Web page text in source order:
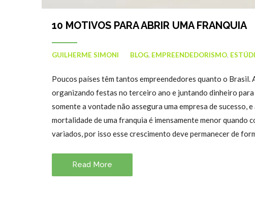
10 MOTIVOS PARA ABRIR UMA FRANQUIA
GUILHERME SIMONI BLOG, EMPREENDEDORISMO,
Poucos países têm tantos empreendedores quanto o Brasil.
organizando festas no terceiro ano e juntando dinheiro
somente a vontade não assegura uma empresa de sucesso,
mortalidade de uma franquia é imensamente menor quando
variados, por isso esse crescimento deve permanecer de
Read More